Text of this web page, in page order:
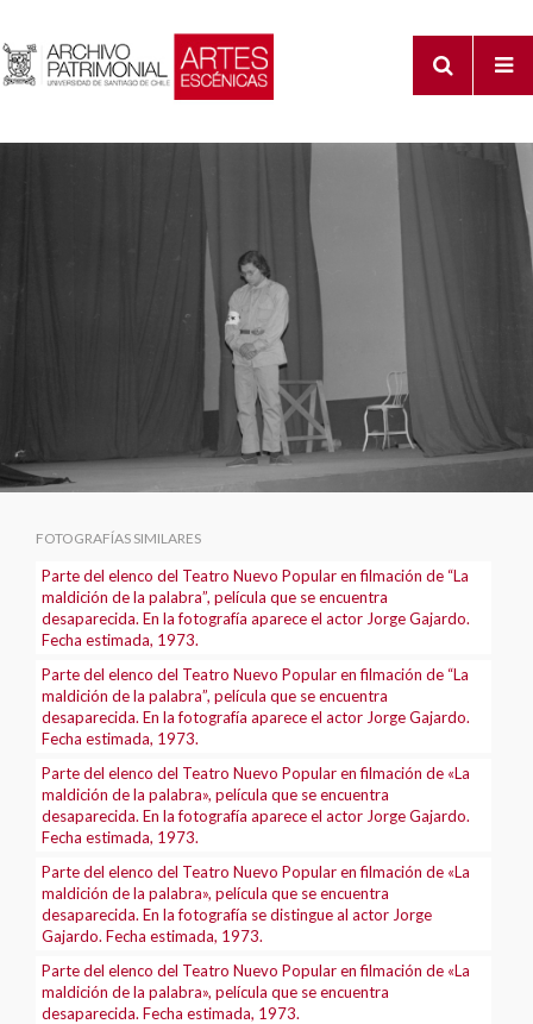
FOTOGRAFÍAS SIMILARES
Parte del elenco del Teatro Nuevo Popular en filmación de “La
maldición de la palabra”, película que se encuentra
desaparecida. En la fotografía aparece el actor Jorge Gajardo.
Fecha estimada, 1973.
Parte del elenco del Teatro Nuevo Popular en filmación de “La
maldición de la palabra”, película que se encuentra
desaparecida. En la fotografía aparece el actor Jorge Gajardo.
Fecha estimada, 1973.
Parte del elenco del Teatro Nuevo Popular en filmación de «La
maldición de la palabra», película que se encuentra
desaparecida. En la fotografía aparece el actor Jorge Gajardo.
Fecha estimada, 1973.
Parte del elenco del Teatro Nuevo Popular en filmación de «La
maldición de la palabra», película que se encuentra
desaparecida. En la fotografía se distingue al actor Jorge
Gajardo. Fecha estimada, 1973.
Parte del elenco del Teatro Nuevo Popular en filmación de «La
maldición de la palabra», película que se encuentra
desaparecida. Fecha estimada, 1973.